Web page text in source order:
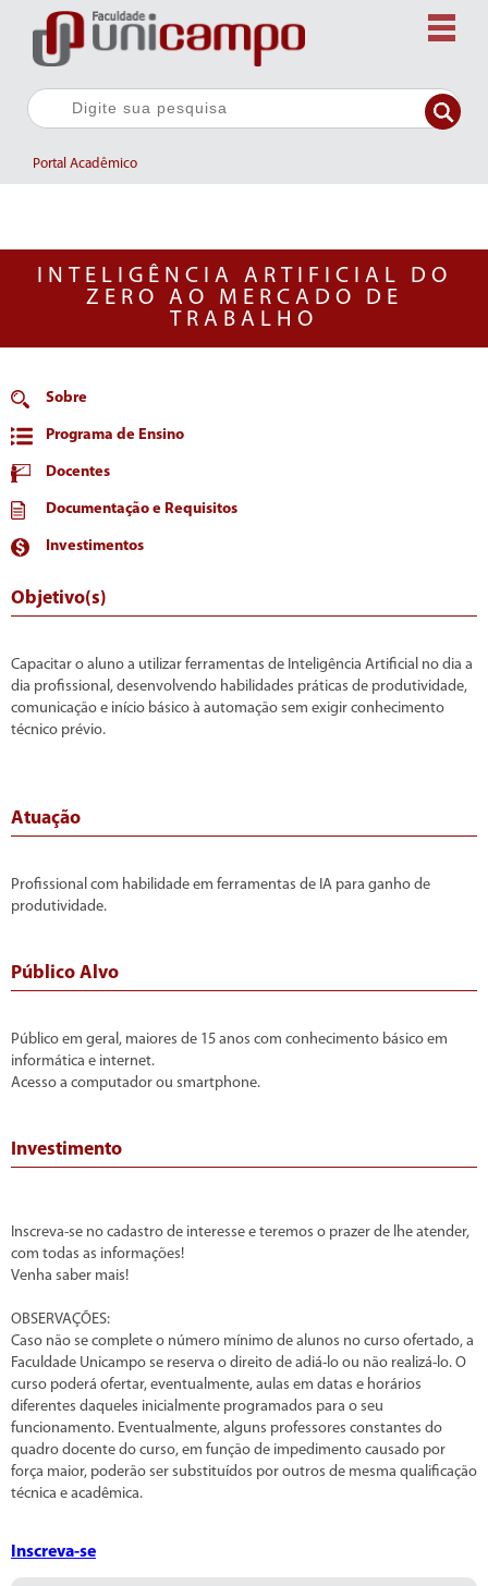
Portal Acadêmico
INTELIGÊNCIA ARTIFICIAL DO
ZERO AO MERCADO DE
TRABALHO
Sobre
Programa de Ensino
Docentes
Documentação e Requisitos
Investimentos
Objetivo(s)
Capacitar o aluno a utilizar ferramentas de Inteligência Artificial no dia a
dia profissional, desenvolvendo habilidades práticas de produtividade,
comunicação e início básico à automação sem exigir conhecimento
técnico prévio.
Atuação
Profissional com habilidade em ferramentas de IA para ganho de
produtividade.
Público Alvo
Público em geral, maiores de 15 anos com conhecimento básico em
informática e internet.
Acesso a computador ou smartphone.
Investimento
Inscreva-se no cadastro de interesse e teremos o prazer de lhe atender,
com todas as informações!
Venha saber mais!
OBSERVAÇÕES:
Caso não se complete o número mínimo de alunos no curso ofertado, a
Faculdade Unicampo se reserva o direito de adiá-lo ou não realizá-lo. O
curso poderá ofertar, eventualmente, aulas em datas e horários
diferentes daqueles inicialmente programados para o seu
funcionamento. Eventualmente, alguns professores constantes do
quadro docente do curso, em função de impedimento causado por
força maior, poderão ser substituídos por outros de mesma qualificação
técnica e acadêmica.
Inscreva-se